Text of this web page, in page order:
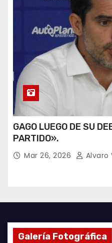
GAGO LUEGO DE SU
PARTIDO».
Mar 26, 2026 Alvaro
Galería Fotográfica